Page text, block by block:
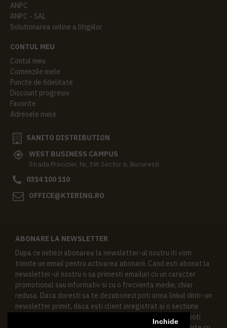
Inchide
ANPC
ANPC - SAL
Solutionarea online a litigiilor
CONTUL MEU
Contul meu
Comenzile mele
Puncte de fidelitate
Discount progresiv
Favorite
Adresele mele
SANITO DISTRIBUTION
WEST BUSINESS CAMPUS
Strada Preciziei, Nr, 3W Sector 6, Bucuresti
0314 100 110
OFFICE@KTERING.RO
ABONARE LA NEWSLETTER
Dupa ce initiezi abonarea la newsletter-ul nostru iti vom
trimite un email pentru activarea abonarii. Cand esti abonat la
newsletter-ul nostru o sa primesti emailuri cu un caracter
promotional sau informativ si cu o frecventa medie, chiar
redusa. Daca doresti sa te dezabonezi poti urma linkul dintr-un
newsletter primit, daca esti client inregistrat ai o sectiune
speciala in contul tau in acest scop, si de asemenea ne poti